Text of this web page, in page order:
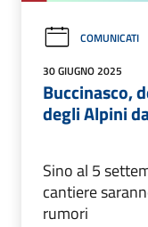
COMUNICATI
30 GIUGNO 2025
Buccinasco,
degli Alpini
Sino al 5
cantiere
rumori